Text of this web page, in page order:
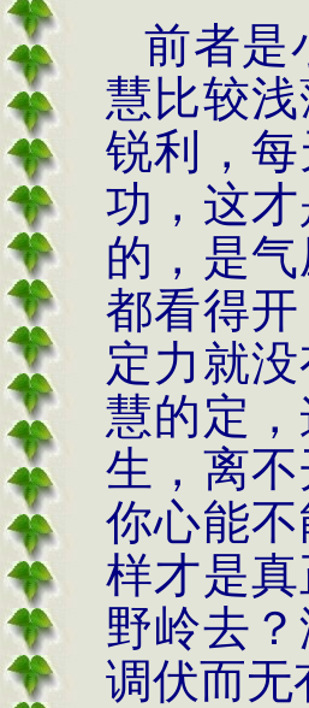
前者是
慧比较
锐利，
功，这
的，是
都看得
定力就
慧的定
生，离
你心能
样才是
野岭去
调伏而无